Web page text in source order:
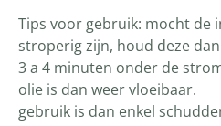
Tips voor gebruik: mocht de
stroperig zijn, houd deze
3 a 4 minuten onder de
olie is dan weer
gebruik is dan enkel